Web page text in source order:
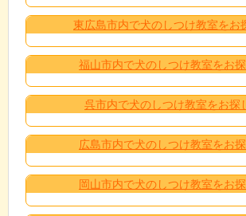
東広島市内で犬のしつけ教室をお
福山市内で犬のしつけ教室をお
呉市内で犬のしつけ教室をお探
広島市内で犬のしつけ教室をお
岡山市内で犬のしつけ教室をお